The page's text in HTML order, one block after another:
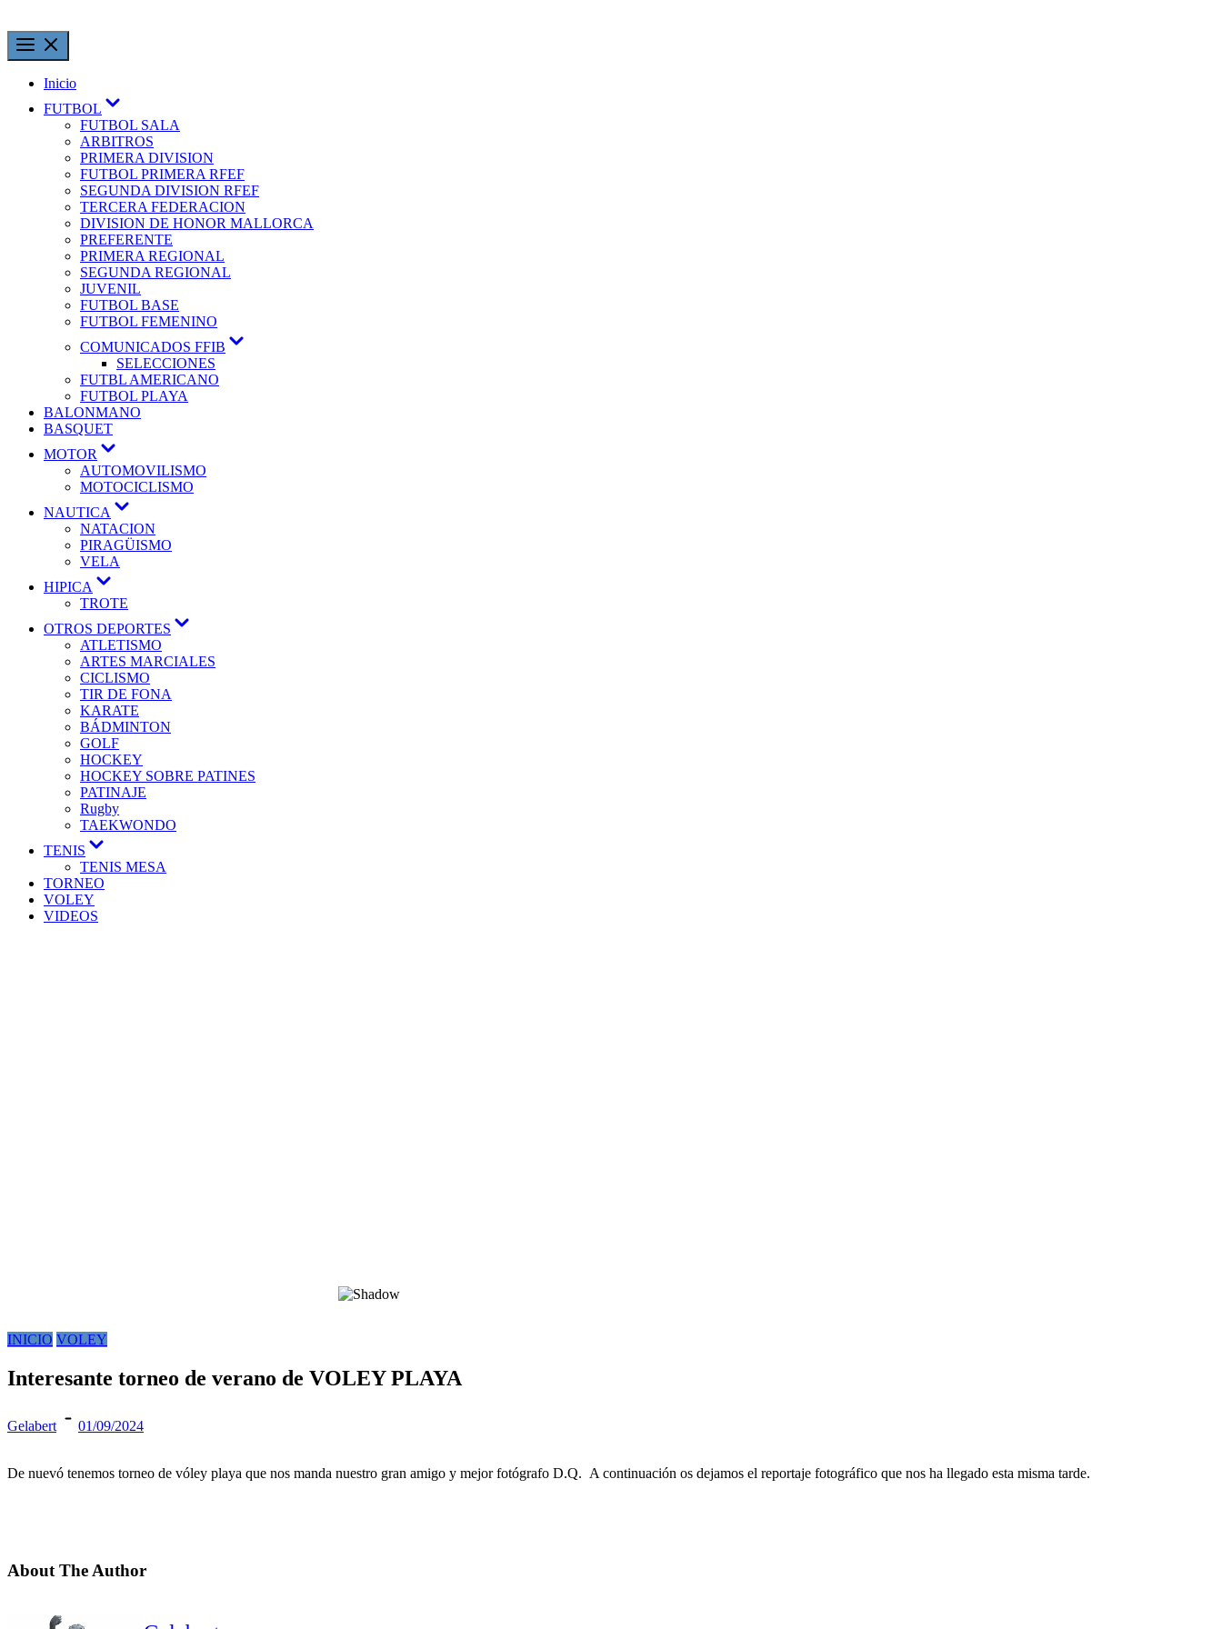
Inicio
FUTBOL
FUTBOL SALA
ARBITROS
PRIMERA DIVISION
FUTBOL PRIMERA RFEF
SEGUNDA DIVISION RFEF
TERCERA FEDERACION
DIVISION DE HONOR MALLORCA
PREFERENTE
PRIMERA REGIONAL
SEGUNDA REGIONAL
JUVENIL
FUTBOL BASE
FUTBOL FEMENINO
COMUNICADOS FFIB
SELECCIONES
FUTBL AMERICANO
FUTBOL PLAYA
BALONMANO
BASQUET
MOTOR
AUTOMOVILISMO
MOTOCICLISMO
NAUTICA
NATACION
PIRAGÜISMO
VELA
HIPICA
TROTE
OTROS DEPORTES
ATLETISMO
ARTES MARCIALES
CICLISMO
TIR DE FONA
KARATE
BÁDMINTON
GOLF
HOCKEY
HOCKEY SOBRE PATINES
PATINAJE
Rugby
TAEKWONDO
TENIS
TENIS MESA
TORNEO
VOLEY
VIDEOS
INICIO VOLEY
Interesante torneo de verano de VOLEY PLAYA
Gelabert 01/09/2024
De nuevó tenemos torneo de vóley playa que nos manda nuestro gran amigo y mejor fotógrafo D.Q. A continuación os dejamos el reportaje fotográfico que nos ha llegado esta misma tarde.
About The Author